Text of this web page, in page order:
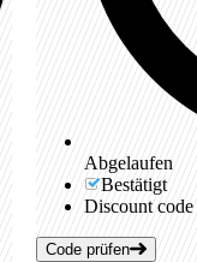
Abgelaufen
Bestätigt
Discount code
Code prüfen